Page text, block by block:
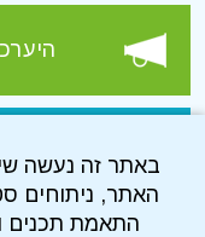
באתר זה נעשה
האתר, ניתוחים
התאמת תכנים